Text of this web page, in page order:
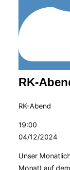
RK-
RK-Abend
19:00
04/12/2024
Unser
Monat) auf